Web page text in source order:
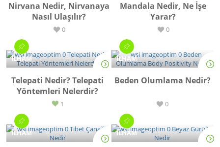
Nirvana Nedir, Nirvanaya
Nasıl Ulaşılır?
0
Mandala Nedir, Ne İşe
Yarar?
0
İLHAM
Telepati Nedir? Telepati
Yöntemleri Nelerdir?
1
İLHAM
Beden Olumlama Nedir?
0
İLHAM İLHAM